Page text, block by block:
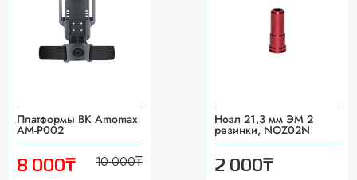
Платформы BK Amomax
AM-P002
8 000₸ 10 000₸
Нозл 21,3 мм ЭМ 2
резинки, NOZ02N
2 000₸